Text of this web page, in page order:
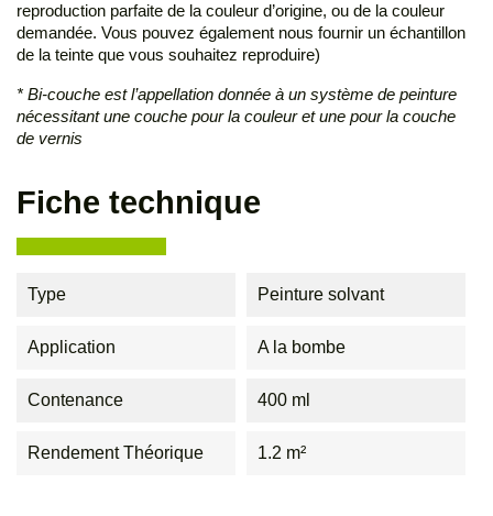
reproduction parfaite de la couleur d’origine, ou de la couleur
demandée. Vous pouvez également nous fournir un échantillon
de la teinte que vous souhaitez reproduire)
* Bi-couche est l’appellation donnée à un système de peinture
nécessitant une couche pour la couleur et une pour la couche
de vernis
Fiche technique
Type Peinture solvant
Application A la bombe
Contenance 400 ml
Rendement Théorique 1.2 m²